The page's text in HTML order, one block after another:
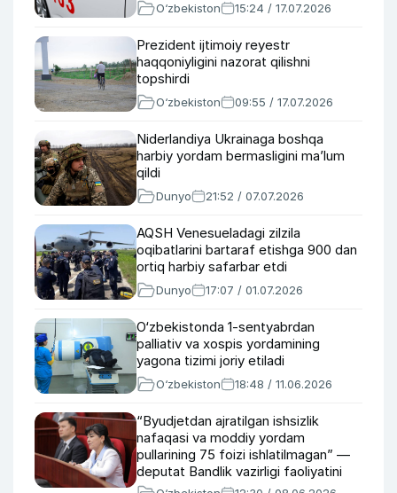
O‘zbekiston 15:24 / 17.07.2026
Prezident ijtimoiy reyestr
haqqoniyligini nazorat qilishni
topshirdi
O‘zbekiston 09:55 / 17.07.2026
Niderlandiya Ukrainaga boshqa
harbiy yordam bermasligini ma’lum
qildi
Dunyo 21:52 / 07.07.2026
AQSH Venesueladagi zilzila
oqibatlarini bartaraf etishga 900 dan
ortiq harbiy safarbar etdi
Dunyo 17:07 / 01.07.2026
O‘zbekistonda 1-sentyabrdan
palliativ va xospis yordamining
yagona tizimi joriy etiladi
O‘zbekiston 18:48 / 11.06.2026
“Byudjetdan ajratilgan ishsizlik
nafaqasi va moddiy yordam
pullarining 75 foizi ishlatilmagan” —
deputat Bandlik vazirligi faoliyatini
tanqid qildi